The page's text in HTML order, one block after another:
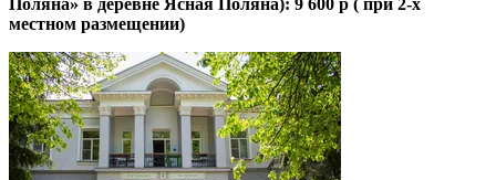
местном размещении)